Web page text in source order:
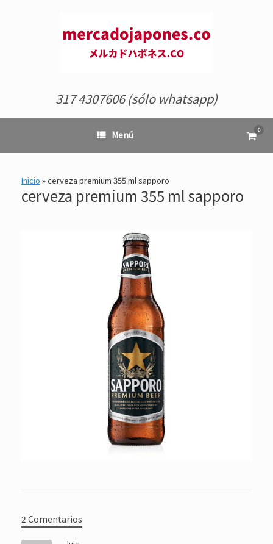
317 4307606 (sólo whatsapp)
Menú Ver
el
0
Inicio »cerveza premium 355 ml sapporo
cerveza premium 355 ml sapporo
2 Comentarios